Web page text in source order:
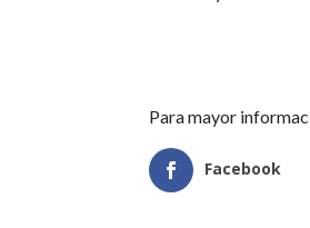
Para mayor
Facebook